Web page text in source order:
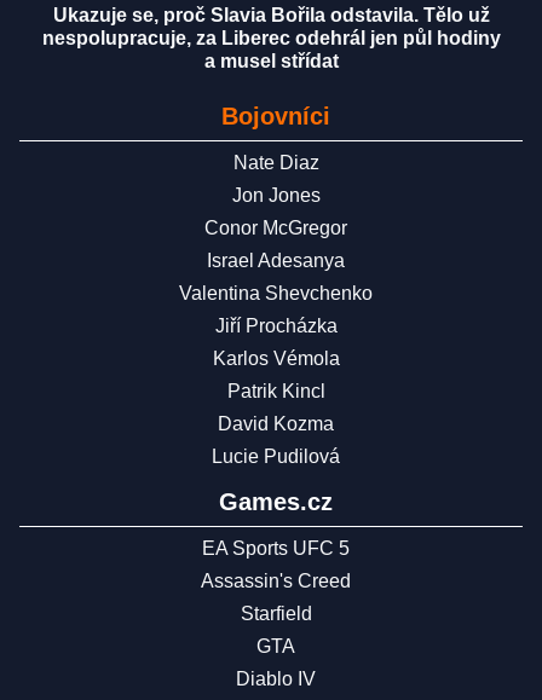
Ukazuje se, proč Slavia Bořila odstavila. Tělo už
nespolupracuje, za Liberec odehrál jen půl hodiny
a musel střídat
Bojovníci
Nate Diaz
Jon Jones
Conor McGregor
Israel Adesanya
Valentina Shevchenko
Jiří Procházka
Karlos Vémola
Patrik Kincl
David Kozma
Lucie Pudilová
Games.cz
EA Sports UFC 5
Assassin's Creed
Starfield
GTA
Diablo IV